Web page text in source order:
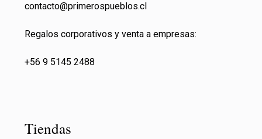
contacto@primerospueblos.cl
Regalos corporativos y venta a empresas:
+56 9 5145 2488
Tiendas